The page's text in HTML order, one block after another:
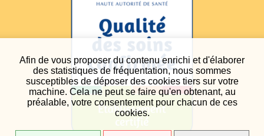
Afin de vous proposer du contenu enrichi et d'élaborer
des statistiques de fréquentation, nous sommes
susceptibles de déposer des cookies tiers sur votre
machine. Cela ne peut se faire qu'en obtenant, au
préalable, votre consentement pour chacun de ces
cookies.